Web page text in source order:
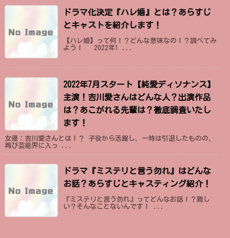
ドラマ化決定『ハレ婚』とは？あらすじ
とキャストを紹介します！
【ハレ婚】って何！？どんな意味なの！？調べてみ
よう！ 2022年1 ...
2022年7月スタート【純愛ディソナンス】
主演！吉川愛さんはどんな人？出演作品
は？あこがれる先輩は？徹底調査いたし
ます！
女優：吉川愛さんとは！？ 子役から活躍し、一時は引退したものの、
再び芸能界に入っ ...
ドラマ『ミステリと言う勿れ』はどんな
お話？あらすじとキャスティング紹介！
『ミステリと言う勿れ』ってどんなお話！？難し
い？そんなことないんです！ ...